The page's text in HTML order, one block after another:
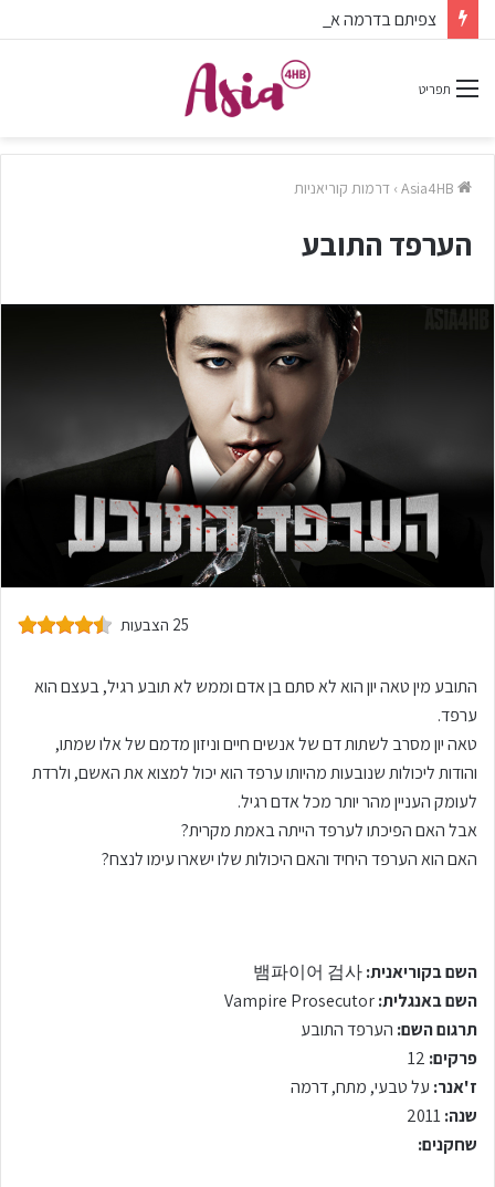
צפיתם בדרמה או סרט ונהניתם? אל תשכחו לפרגן בתגובות.
תפריט
› דרמות קוריאניות
הערפד התובע
25 הצבעות
התובע מין טאה יון הוא לא סתם בן אדם וממש לא תובע רגיל, בעצם הוא
ערפד.
טאה יון מסרב לשתות דם של אנשים חיים וניזון מדמם של אלו שמתו,
והודות ליכולות שנובעות מהיותו ערפד הוא יכול למצוא את האשם, ולרדת
לעומק העניין מהר יותר מכל אדם רגיל.
אבל האם הפיכתו לערפד הייתה באמת מקרית?
האם הוא הערפד היחיד והאם היכולות שלו ישארו עימו לנצח?
השם בקוריאנית:뱀파이어 검사
השם באנגלית:
תרגום השם: הערפד התובע
פרקים:
ז'אנר: על טבעי, מתח, דרמה
שנה:
שחקנים: